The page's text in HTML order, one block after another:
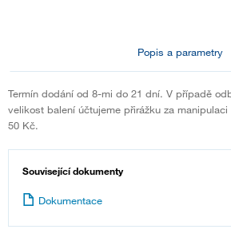
Popis a parametry
Termín dodání od 8-mi do 21 dní. V případě
velikost balení účtujeme přirážku za
50 Kč.
Související dokumenty
Dokumentace